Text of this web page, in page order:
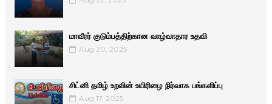
மாவீரர் குடும்பத்திற்கான வாழ்வாதார உதவி
Aug 20, 2025
சிட்னி தமிழ் உறவின் உயிரிழை நிர்வாக பங்களிப்பு
Aug 17, 2025